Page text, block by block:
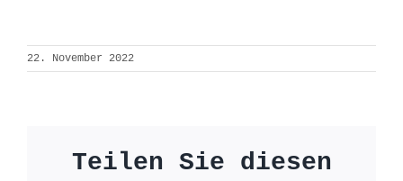
22. November 2022
Teilen Sie diesen